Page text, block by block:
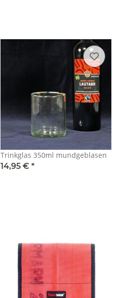
Trinkglas 350ml mundgeblasen
14,95 € *